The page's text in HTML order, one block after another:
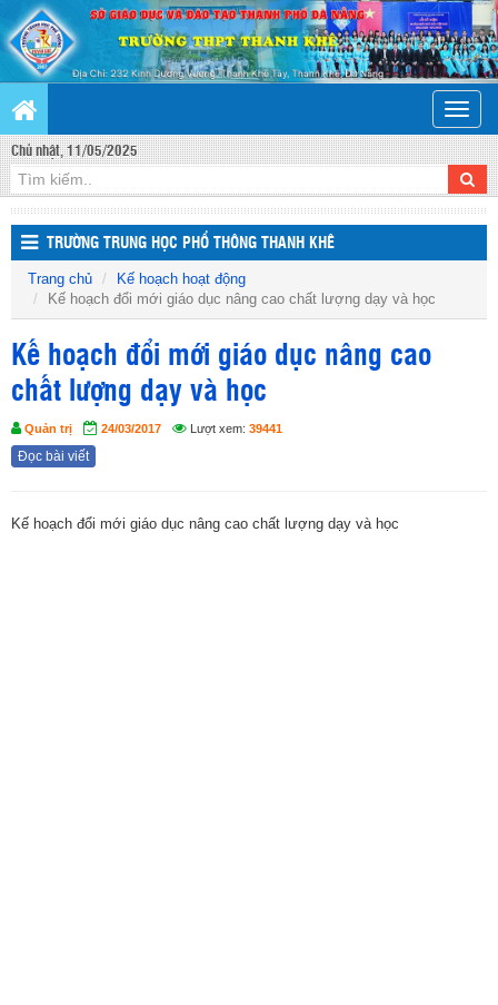
Toggle
Chủ nhật, 11/05/2025
TRƯỜNG TRUNG HỌC PHỔ THÔNG THANH KHÊ
Trang chủ
Kế hoạch hoạt động
Kế hoạch đổi mới giáo dục nâng cao chất lượng dạy và học
Kế hoạch đổi mới giáo dục nâng cao
chất lượng dạy và học
Quản trị 24/03/2017 Lượt xem: 39441
Đọc bài viết
Kế hoạch đổi mới giáo dục nâng cao chất lượng dạy và học